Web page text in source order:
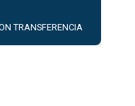
TRANSFERENCIA